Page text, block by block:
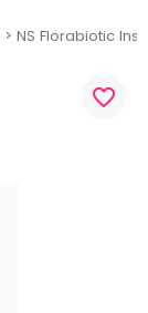
NS Florabiotic
favorite_border